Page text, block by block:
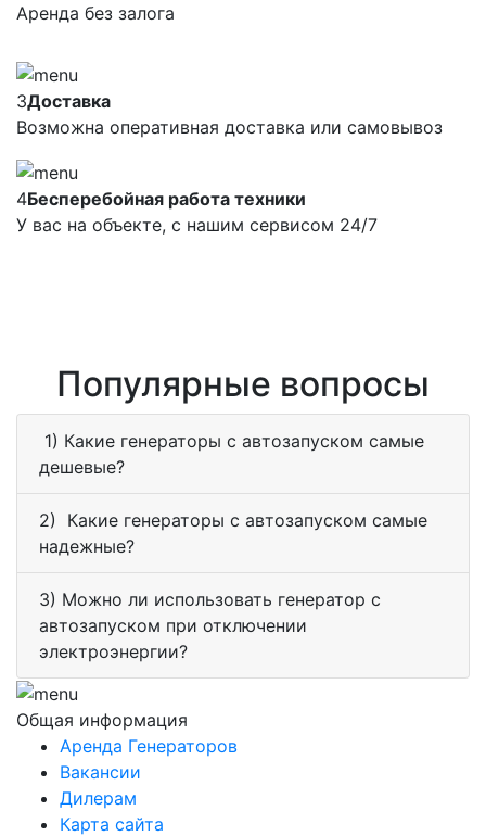
Аренда без залога
3Доставка
Возможна оперативная доставка или самовывоз
4Бесперебойная работа техники
У вас на объекте, с нашим сервисом 24/7
Популярные вопросы
1) Какие генераторы с автозапуском самые
дешевые?
2) Какие генераторы с автозапуском самые
надежные?
3) Можно ли использовать генератор с
автозапуском при отключении
электроэнергии?
Общая информация
Аренда Генераторов
Вакансии
Дилерам
Карта сайта